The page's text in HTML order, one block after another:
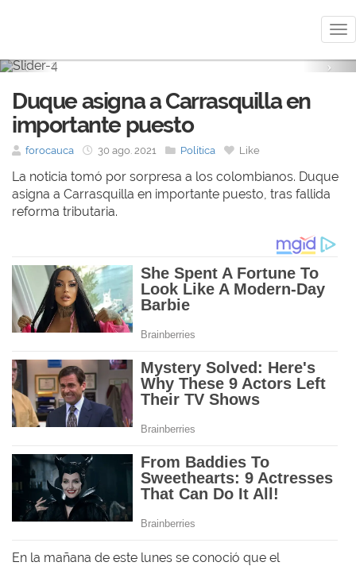
Previous
Duque asigna a Carrasquilla en
importante puesto
forocauca 30 ago. 2021 Política Like
La noticia tomó por sorpresa a los colombianos. Duque
asigna a Carrasquilla en importante puesto, tras fallida
reforma tributaria.
En la mañana de este lunes se conoció que el